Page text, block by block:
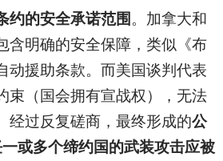
约的安全承诺范围 。加拿大和
含明确的安全保障，类似《布
动援助条款。而美国谈判代表
束（国会拥有宣战权），无法
经过反复磋商，最终形成的公
或多个缔约国的武装攻击应被